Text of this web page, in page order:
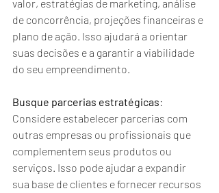
valor, estratégias de marketing, análise
de concorrência, projeções financeiras e
plano de ação. Isso ajudará a orientar
suas decisões e a garantir a viabilidade
do seu empreendimento.
Busque parcerias estratégicas:
Considere estabelecer parcerias com
outras empresas ou profissionais que
complementem seus produtos ou
serviços. Isso pode ajudar a expandir
sua base de clientes e fornecer recursos